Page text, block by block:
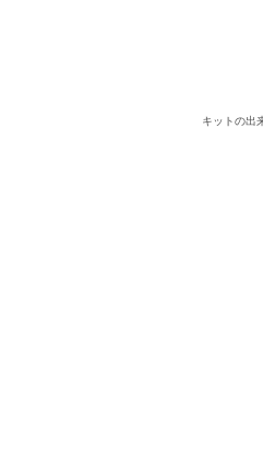
キットの出